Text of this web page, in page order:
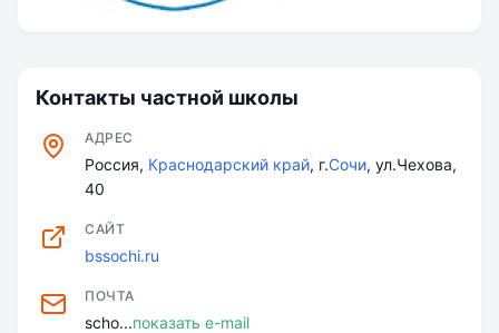
Контакты частной школы
АДРЕС
Россия, Краснодарский край, г.Сочи, ул.Чехова,
40
САЙТ
bssochi.ru
ПОЧТА
scho...показать e-mail